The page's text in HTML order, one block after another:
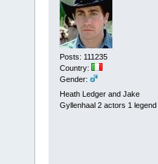
Posts: 111235
Country:
Gender:
Heath Ledger and Jake
Gyllenhaal 2 actors 1 legend